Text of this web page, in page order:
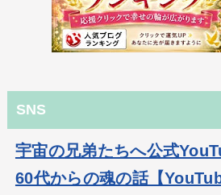
SNS
宇宙の兄弟たちへ公式
60代からの魂の話【